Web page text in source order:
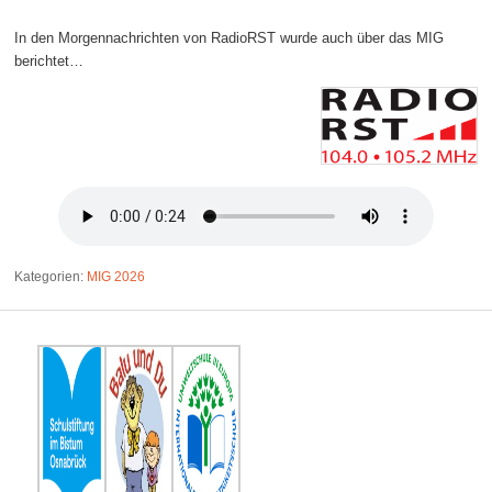
In den Morgennachrichten von RadioRST wurde auch über das MIG
berichtet…
Kategorien: MIG 2026